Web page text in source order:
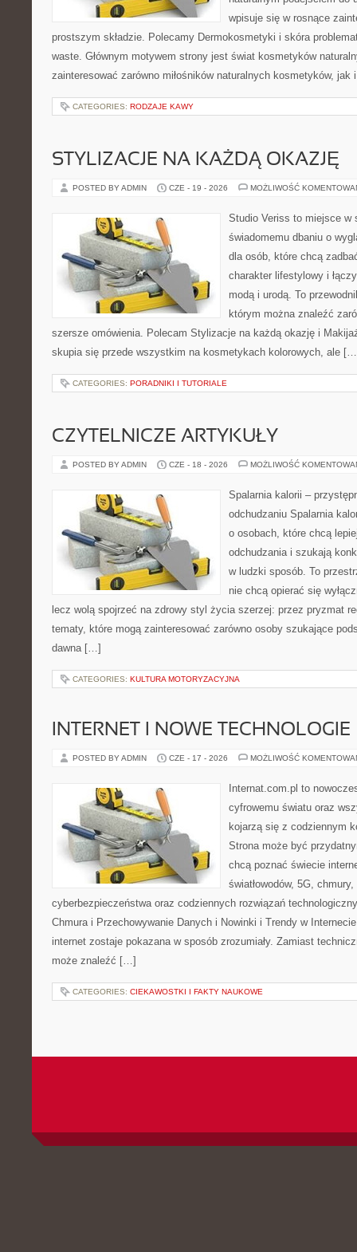
wpisuje się w rosnące
prostszym składzie. Polecamy Dermokosmetyki i skóra
waste. Głównym motywem strony jest świat kosmetyków
zainteresować zarówno miłośników naturalnych kosmetyków,
CATEGORIES: RODZAJE KAWY
STYLIZACJE NA KAŻDĄ OKAZJĘ
POSTED BY ADMIN CZE - 19 - 2026 MOŻLIWOŚĆ
Studio Veriss to miejsce w
świadomemu dbaniu o
dla osób, które chcą
charakter lifestylowy i
modą i urodą. To
którym można znaleźć
szersze omówienia. Polecam Stylizacje na każdą okazję i
skupia się przede wszystkim na kosmetykach kolorowych, ale
CATEGORIES: PORADNIKI I TUTORIALE
CZYTELNICZE ARTYKUŁY
POSTED BY ADMIN CZE - 18 - 2026 MOŻLIWOŚĆ
Spalarnia kalorii –
odchudzaniu Spalarnia
o osobach, które chcą
odchudzania i szukają
w ludzki sposób. To
nie chcą opierać się
lecz wolą spojrzeć na zdrowy styl życia szerzej: przez pryzmat
tematy, które mogą zainteresować zarówno osoby szukające
dawna […]
CATEGORIES: KULTURA MOTORYZACYJNA
INTERNET I NOWE TECHNOLOGIE
POSTED BY ADMIN CZE - 17 - 2026 MOŻLIWOŚĆ
Internat.com.pl to
cyfrowemu światu oraz
kojarzą się z codziennym
Strona może być
chcą poznać świecie
światłowodów, 5G,
cyberbezpieczeństwa oraz codziennych rozwiązań
Chmura i Przechowywanie Danych i Nowinki i Trendy w
internet zostaje pokazana w sposób zrozumiały. Zamiast
może znaleźć […]
CATEGORIES: CIEKAWOSTKI I FAKTY NAUKOWE